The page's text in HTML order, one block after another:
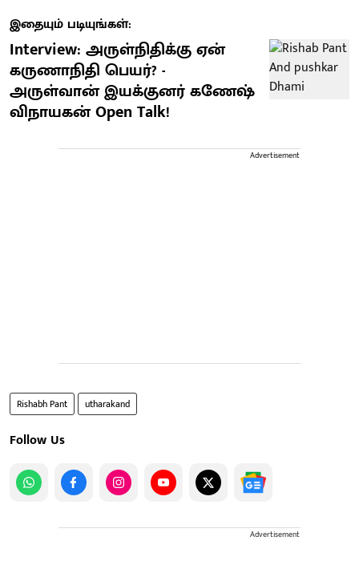
இதையும் படியுங்கள்:
Interview: அருள்நிதிக்கு ஏன்
கருணாநிதி பெயர்? -
அருள்வான் இயக்குனர் கணேஷ்
விநாயகன் Open Talk!
Advertisement
Rishabh Pant utharakand
Follow Us
Advertisement